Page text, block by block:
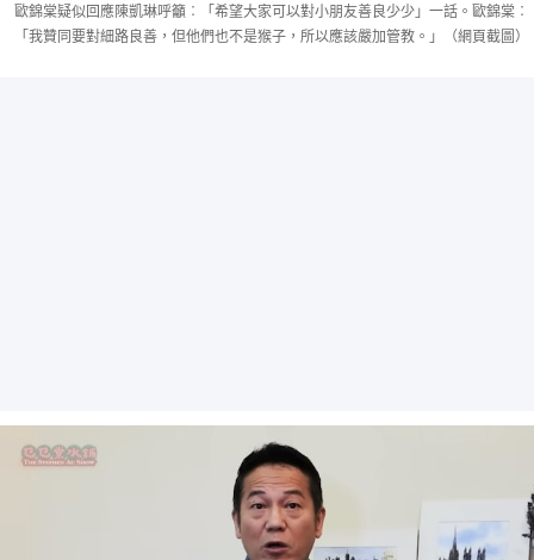
歐錦棠疑似回應陳凱琳呼籲︰「希望大家可以對小朋友善良少少」一話。歐錦棠︰
「我贊同要對細路良善，但他們也不是猴子，所以應該嚴加管教。」（網頁截圖）